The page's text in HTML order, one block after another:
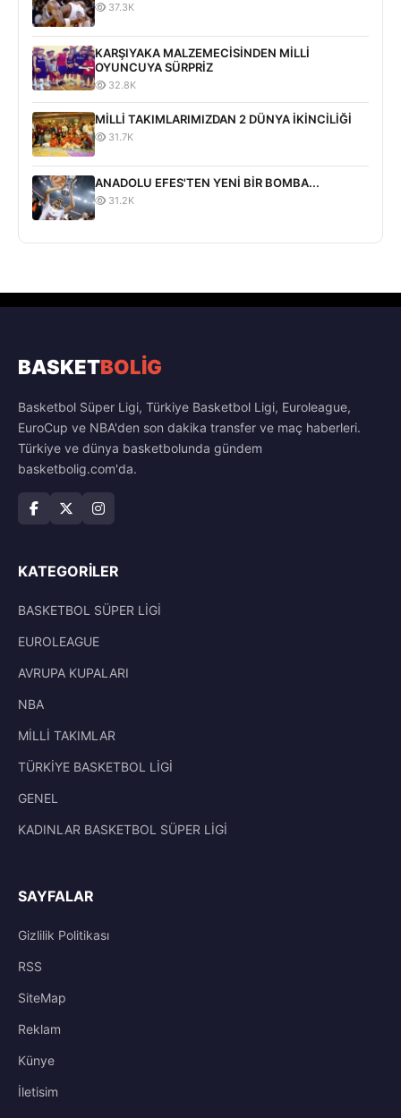
37.3K
KARŞIYAKA MALZEMECİSİNDEN MİLLİ
OYUNCUYA SÜRPRİZ
32.8K
MİLLİ TAKIMLARIMIZDAN 2 DÜNYA İKİNCİLİĞİ
31.7K
ANADOLU EFES'TEN YENİ BİR BOMBA...
31.2K
BASKETBOLİG
Basketbol Süper Ligi, Türkiye Basketbol Ligi, Euroleague,
EuroCup ve NBA'den son dakika transfer ve maç haberleri.
Türkiye ve dünya basketbolunda gündem
basketbolig.com'da.
KATEGORILER
BASKETBOL SÜPER LİGİ
EUROLEAGUE
AVRUPA KUPALARI
NBA
MİLLİ TAKIMLAR
TÜRKİYE BASKETBOL LİGİ
GENEL
KADINLAR BASKETBOL SÜPER LİGİ
SAYFALAR
Gizlilik Politikası
RSS
SiteMap
Reklam
Künye
İletisim